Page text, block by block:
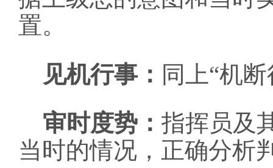
置。
见机行事： 同上“机
审时度势： 指挥员及
当时的情况，正确分析